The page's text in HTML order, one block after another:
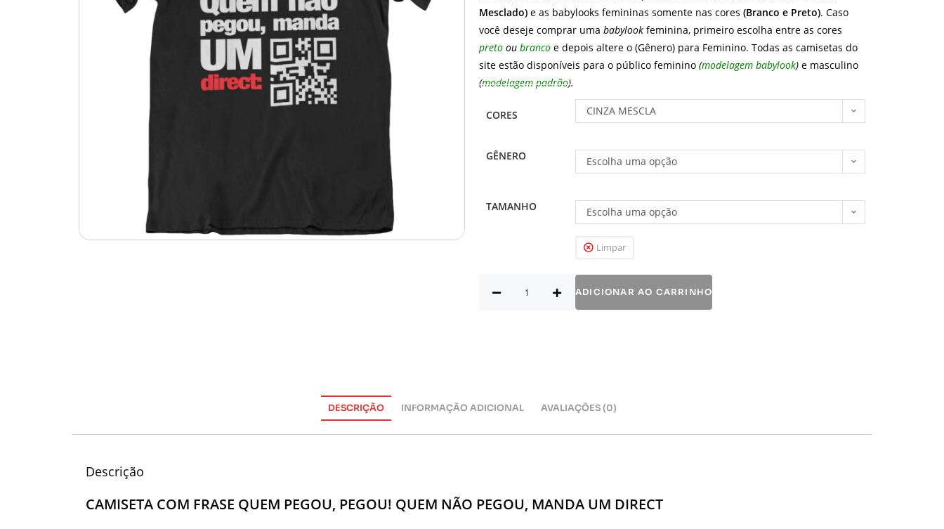
Mesclado) e as babylooks femininas somente nas cores (Branco e Preto). Caso
você deseje comprar uma babylook feminina, primeiro escolha entre as cores
preto ou branco e depois altere o (Gênero) para Feminino. Todas as camisetas do
site estão disponíveis para o público feminino (modelagem babylook) e masculino
(modelagem padrão).
CORES CINZA MESCLA
GÊNERO Escolha uma opção
TAMANHO Escolha uma opção
Limpar
ADICIONAR AO CARRINHO
DESCRIÇÃO INFORMAÇÃO ADICIONAL AVALIAÇÕES (0)
Descrição
CAMISETA COM FRASE QUEM PEGOU, PEGOU! QUEM NÃO PEGOU, MANDA UM DIRECT